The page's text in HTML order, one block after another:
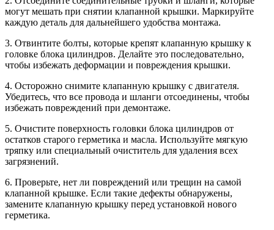
могут мешать при снятии клапанной крышки. Маркируйте
каждую деталь для дальнейшего удобства монтажа.
3. Отвинтите болты, которые крепят клапанную крышку к
головке блока цилиндров. Делайте это последовательно,
чтобы избежать деформации и повреждения крышки.
4. Осторожно снимите клапанную крышку с двигателя.
Убедитесь, что все провода и шланги отсоединены, чтобы
избежать повреждений при демонтаже.
5. Очистите поверхность головки блока цилиндров от
остатков старого герметика и масла. Используйте мягкую
тряпку или специальный очиститель для удаления всех
загрязнений.
6. Проверьте, нет ли повреждений или трещин на самой
клапанной крышке. Если такие дефекты обнаружены,
замените клапанную крышку перед установкой нового
герметика.